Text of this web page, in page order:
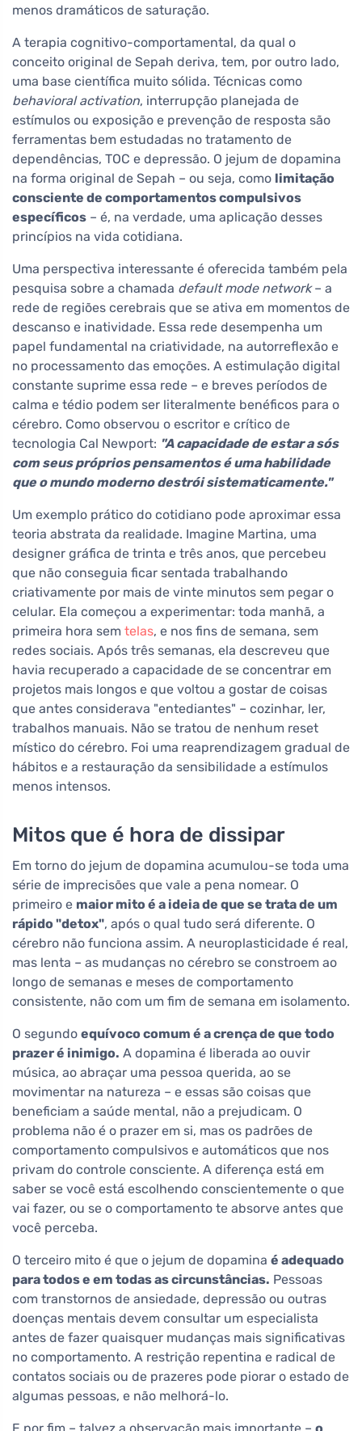
menos dramáticos de saturação.
A terapia cognitivo-comportamental, da qual o
conceito original de Sepah deriva, tem, por outro lado,
uma base científica muito sólida. Técnicas como
behavioral activation, interrupção planejada de
estímulos ou exposição e prevenção de resposta são
ferramentas bem estudadas no tratamento de
dependências, TOC e depressão. O jejum de dopamina
na forma original de Sepah – ou seja, como limitação
consciente de comportamentos compulsivos
específicos – é, na verdade, uma aplicação desses
princípios na vida cotidiana.
Uma perspectiva interessante é oferecida também pela
pesquisa sobre a chamada default mode network– a
rede de regiões cerebrais que se ativa em momentos de
descanso e inatividade. Essa rede desempenha um
papel fundamental na criatividade, na autorreflexão e
no processamento das emoções. A estimulação digital
constante suprime essa rede – e breves períodos de
calma e tédio podem ser literalmente benéficos para o
cérebro. Como observou o escritor e crítico de
tecnologia Cal Newport: "A capacidade de estar a sós
com seus próprios pensamentos é uma habilidade
que o mundo moderno destrói sistematicamente."
Um exemplo prático do cotidiano pode aproximar essa
teoria abstrata da realidade. Imagine Martina, uma
designer gráfica de trinta e três anos, que percebeu
que não conseguia ficar sentada trabalhando
criativamente por mais de vinte minutos sem pegar o
celular. Ela começou a experimentar: toda manhã, a
primeira hora sem telas, e nos fins de semana, sem
redes sociais. Após três semanas, ela descreveu que
havia recuperado a capacidade de se concentrar em
projetos mais longos e que voltou a gostar de coisas
que antes considerava "entediantes" – cozinhar, ler,
trabalhos manuais. Não se tratou de nenhum reset
místico do cérebro. Foi uma reaprendizagem gradual de
hábitos e a restauração da sensibilidade a estímulos
menos intensos.
Mitos que é hora de dissipar
Em torno do jejum de dopamina acumulou-se toda uma
série de imprecisões que vale a pena nomear. O
primeiro e maior mito é a ideia de que se trata de um
rápido "detox", após o qual tudo será diferente. O
cérebro não funciona assim. A neuroplasticidade é real,
mas lenta – as mudanças no cérebro se constroem ao
longo de semanas e meses de comportamento
consistente, não com um fim de semana em isolamento.
O segundo equívoco comum é a crença de que todo
prazer é inimigo. A dopamina é liberada ao ouvir
música, ao abraçar uma pessoa querida, ao se
movimentar na natureza – e essas são coisas que
beneficiam a saúde mental, não a prejudicam. O
problema não é o prazer em si, mas os padrões de
comportamento compulsivos e automáticos que nos
privam do controle consciente. A diferença está em
saber se você está escolhendo conscientemente o que
vai fazer, ou se o comportamento te absorve antes que
você perceba.
O terceiro mito é que o jejum de dopamina é adequado
para todos e em todas as circunstâncias. Pessoas
com transtornos de ansiedade, depressão ou outras
doenças mentais devem consultar um especialista
antes de fazer quaisquer mudanças mais significativas
no comportamento. A restrição repentina e radical de
contatos sociais ou de prazeres pode piorar o estado de
algumas pessoas, e não melhorá-lo.